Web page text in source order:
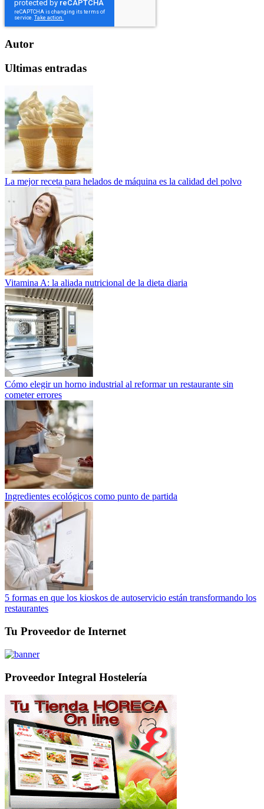
Autor
Ultimas entradas
La mejor receta para helados de máquina es la calidad del polvo
Vitamina A: la aliada nutricional de la dieta diaria
Cómo elegir un horno industrial al reformar un restaurante sin
cometer errores
Ingredientes ecológicos como punto de partida
5 formas en que los kioskos de autoservicio están transformando los
restaurantes
Tu Proveedor de Internet
Proveedor Integral Hostelería